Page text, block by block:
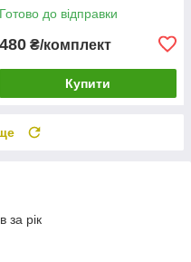
Готово до відправки
480 ₴/комплект
Купити
за рік